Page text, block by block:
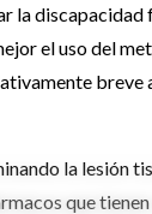
la
el uso del
breve
la lesión
que